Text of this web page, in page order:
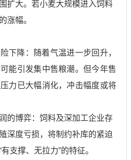
扩大。若小麦大规模进入饲料
涨幅。
下降：随着气温进一步回升，
能引发集中售粮潮。但今年售
力已大幅消化，冲击幅度或将
的博弈：饲料及深加工企业存
深度亏损，将制约补库的紧迫
支撑、无拉力”的特征。